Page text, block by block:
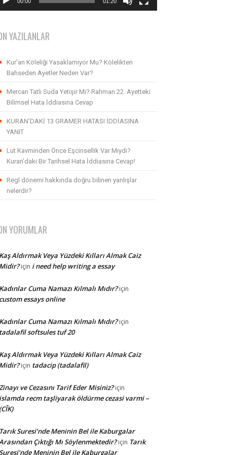
YAZILANLAR
Kur’an Köleliği Yasaklamıyor Mu? Kölelikten
Bahseden Ayetler Neden Var?
Mercan Tatlı Suda Yetişir Mi? Rahman 22. Ayetteki
Bilimsel Hata İddiasına Cevap
KURAN’DAKİ 13 GRAMER HATASI İDDİASINA
YANIT
Lut Kavminden Önce Eşcinsellik Var Mıydı?
Kuran’daki Bir Tarihsel Hata İddiasına Cevap!
Regl dönemi hakkında doğru bilinen yanlışlar
nelerdir?
YORUMLAR
Aldırmak Veya Yüzdeki Kılları Almak Caiz
için i need help writing a essay
Cuma Namazı Kılmalı Mıdır?için
essays online
Cuma Namazı Kılmalı Mıdır?için
softsules tuf 20
Aldırmak Veya Yüzdeki Kılları Almak Caiz
için tadacip (tadalafil)
ve Cezasını Tarif Eder Misiniz?için
recm taşliyarak öldürme cezasi varmi –
Suresi’nde Meninin Bel ile Kaburgalar
Çıktığı Mı Söylenmektedir?için Tarık
Meninin Bel ile Kaburgalar